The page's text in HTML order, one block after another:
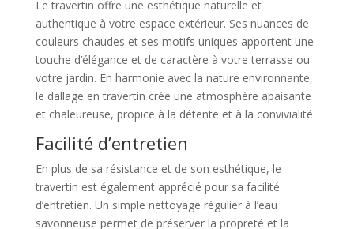
Le travertin offre une esthétique naturelle et
authentique à votre espace extérieur. Ses nuances de
couleurs chaudes et ses motifs uniques apportent une
touche d’élégance et de caractère à votre terrasse ou
votre jardin. En harmonie avec la nature environnante,
le dallage en travertin crée une atmosphère apaisante
et chaleureuse, propice à la détente et à la convivialité.
Facilité d’entretien
En plus de sa résistance et de son esthétique, le
travertin est également apprécié pour sa facilité
d’entretien. Un simple nettoyage régulier à l’eau
savonneuse permet de préserver la propreté et la